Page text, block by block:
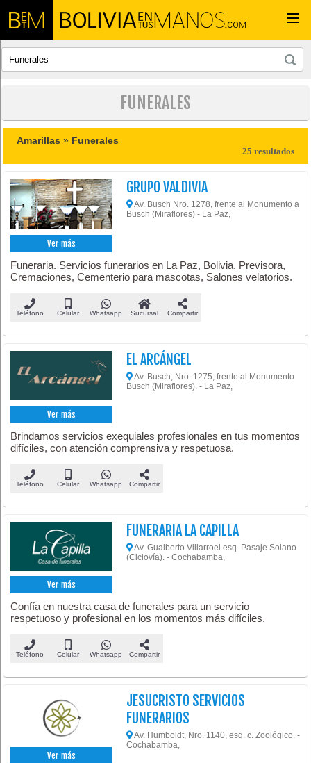
FUNERALES
Amarillas » Funerales
25 resultados
Ver más
GRUPO VALDIVIA
Av. Busch Nro. 1278, frente al Monumento a
Busch (Miraflores) - La Paz,
Funeraria. Servicios funerarios en La Paz, Bolivia. Previsora,
Cremaciones, Cementerio para mascotas, Salones velatorios.
Teléfono Celular Whatsapp Sucursal Compartir
Ver más
EL ARCÁNGEL
Av. Busch, Nro. 1275, frente al Monumento
Busch (Miraflores). - La Paz,
Brindamos servicios exequiales profesionales en tus momentos
difíciles, con atención comprensiva y respetuosa.
Teléfono Celular Whatsapp Compartir
Ver más
FUNERARIA LA CAPILLA
Av. Gualberto Villarroel esq. Pasaje Solano
(Ciclovía). - Cochabamba,
Confía en nuestra casa de funerales para un servicio
respetuoso y profesional en los momentos más difíciles.
Teléfono Celular Whatsapp Compartir
Ver más
JESUCRISTO SERVICIOS
FUNERARIOS
Av. Humboldt, Nro. 1140, esq. c. Zoológico. -
Cochabamba,